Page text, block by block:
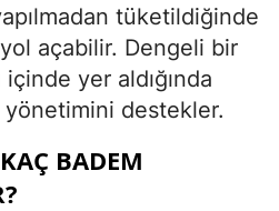
tüketildiğinde
açabilir. Dengeli bir
yer aldığında
yönetimini destekler.
BADEM